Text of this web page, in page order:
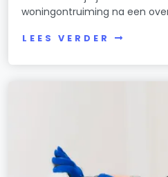
woningontruiming na een
LEES VERDER